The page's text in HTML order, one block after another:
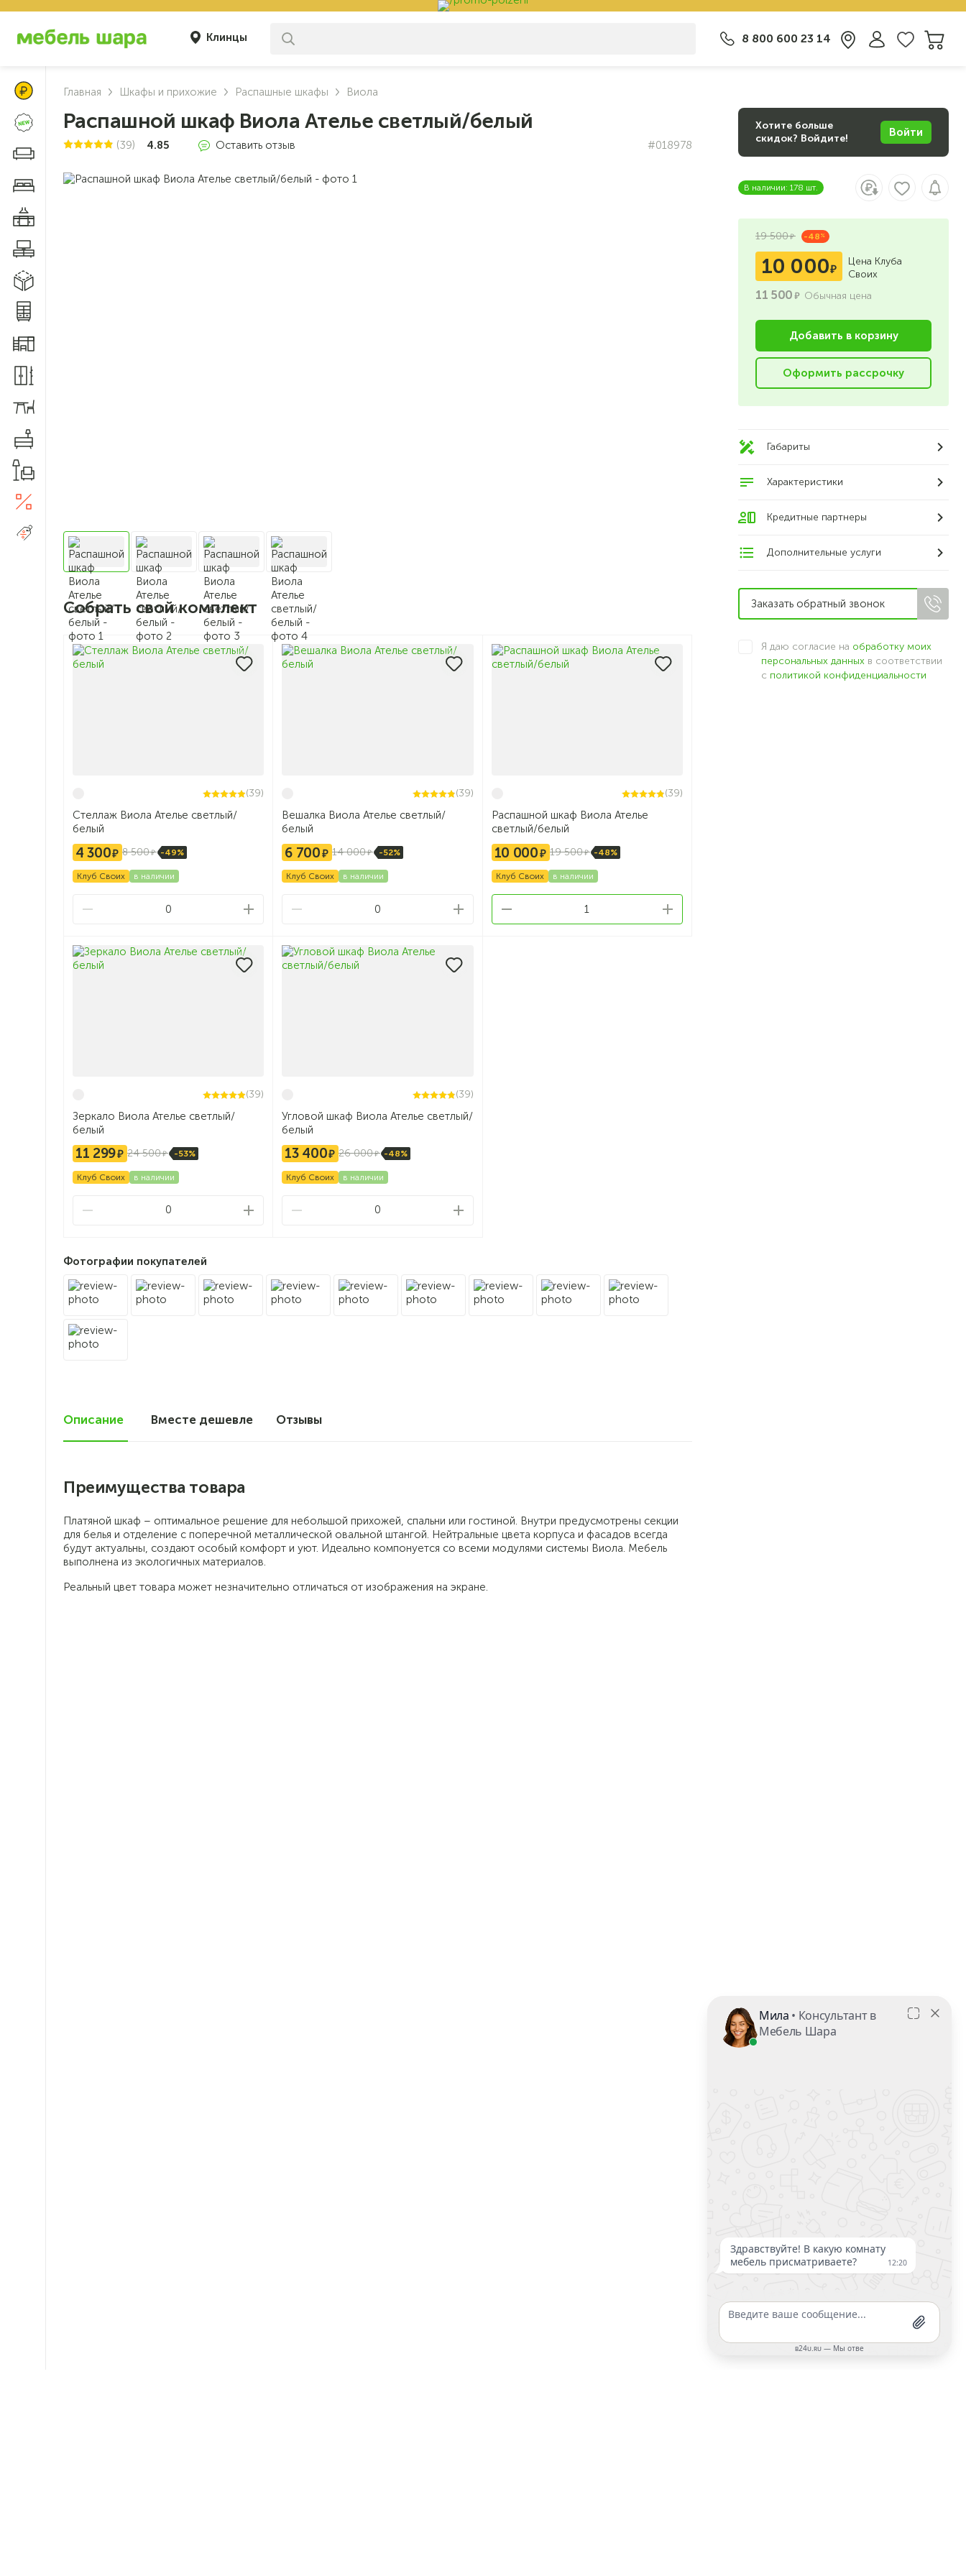
Клинцы 8 800 600 23 14
Цены Клуба Своих
Новинки
Диваны и кресла
Мебель для спальни
Распродажа
Главная Шкафы и прихожие Распашные шкафы Виола
Распашной шкаф Виола Ателье светлый/белый
(39) 4.85 Оставить отзыв #018978
Собрать свой комплект
(39)
Стеллаж Виола Ателье светлый/
белый
4 300 8 500 -49%
Клуб Своих в наличии
0
(39)
Вешалка Виола Ателье светлый/
белый
6 700 14 000 -52%
Клуб Своих в наличии
0
(39)
Распашной шкаф Виола Ателье
светлый/белый
10 000 19 500 -48%
Клуб Своих в наличии
1
(39)
Зеркало Виола Ателье светлый/
белый
11 299 24 500 -53%
Клуб Своих в наличии
0
(39)
Угловой шкаф Виола Ателье светлый/
белый
13 400 26 000 -48%
Клуб Своих в наличии
0
Фотографии покупателей
Описание Вместе дешевле Отзывы
Преимущества товара
Платяной шкаф – оптимальное решение для небольшой прихожей, спальни или гостиной. Внутри предусмотрены секции
для белья и отделение с поперечной металлической овальной штангой. Нейтральные цвета корпуса и фасадов всегда
будут актуальны, создают особый комфорт и уют. Идеально компонуется со всеми модулями системы Виола. Мебель
выполнена из экологичных материалов.
Реальный цвет товара может незначительно отличаться от изображения на экране.
Хотите больше
скидок? Войдите!
Войти
В наличии: 178 шт.
19 500 -48 %
10 000
Цена Клуба
Своих
11 500 Обычная цена
Добавить в корзину
Оформить рассрочку
Габариты
Характеристики
Кредитные партнеры
Дополнительные услуги
Я даю согласие на обработку моих
персональных данных в соответствии
с политикой конфиденциальности